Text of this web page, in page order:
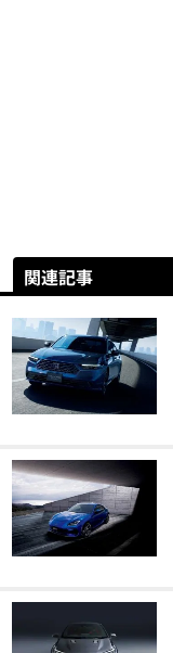
関連記事